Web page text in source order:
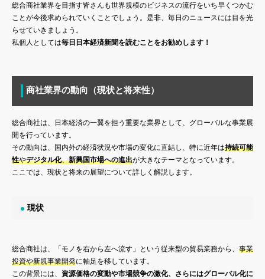
総合商社業界を目指す皆さんも世界規模のビジネスの流行をいち早くつかむ
ことが今後求められていくことでしょう。是非、毎日のニュースには目を光
らせていきましょう。
私個人としては毎日日本経済新聞を読むことをお勧めします！
商社業界の動向（現状と将来性）
総合商社は、日本経済の一翼を担う重要な業界として、グローバルな事業展
開を行っています。
その動向は、国内外の経済状況や市場の変化に直結し、特に近年は持続可能
性やデジタル化、新興国市場への進出が大きなテーマとなっています。
ここでは、現状と将来の展望について詳しく解説します。
現状
総合商社は、「モノを右から左へ流す」という従来型の貿易業務から、 事業
投資や新規事業開発に軸足を移しています。
この背景には、 資源価格の変動や市場競争の激化、さらにはグローバル化に